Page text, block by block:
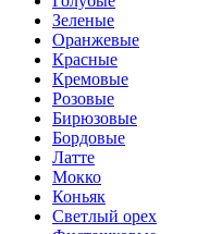
Зеленые
Оранжевые
Красные
Кремовые
Розовые
Бирюзовые
Бордовые
Латте
Мокко
Коньяк
Светлый орех